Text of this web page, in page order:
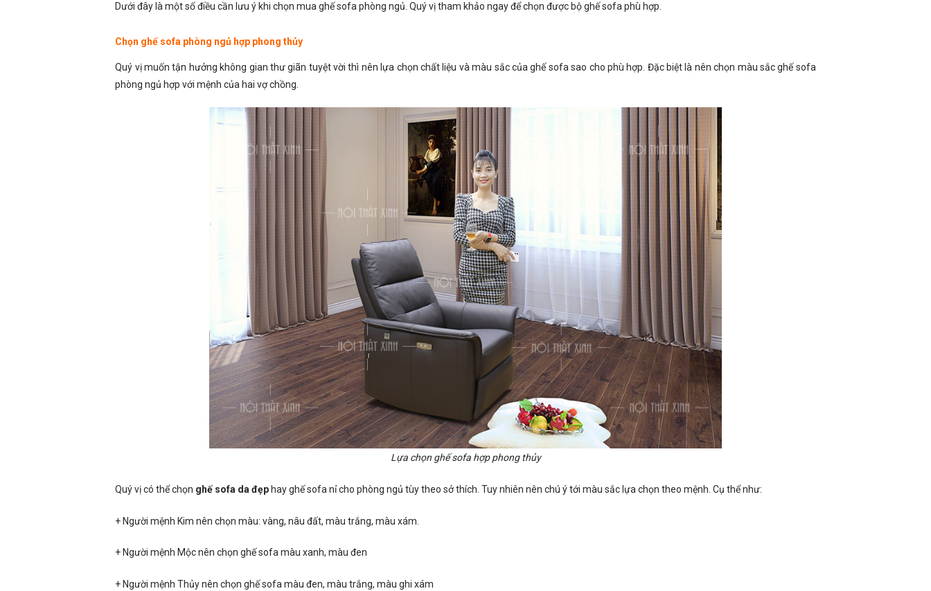
Dưới đây là một số điều cần lưu ý khi chọn mua ghế sofa phòng ngủ. Quý vị tham khảo ngay để chọn được bộ ghế sofa phù hợp.
Chọn ghế sofa phòng ngủ hợp phong thủy
Quý vị muốn tận hưởng không gian thư giãn tuyệt vời thì nên lựa chọn chất liệu và màu sắc của ghế sofa sao cho phù hợp. Đặc biệt là nên chọn màu sắc ghế sofa
phòng ngủ hợp với mệnh của hai vợ chồng.
Lựa chọn ghế sofa hợp phong thủy
Quý vị có thể chọn ghế sofa da đẹp hay ghế sofa nỉ cho phòng ngủ tùy theo sở thích. Tuy nhiên nên chú ý tới màu sắc lựa chọn theo mệnh. Cụ thể như:
+ Người mệnh Kim nên chọn màu: vàng, nâu đất, màu trắng, màu xám.
+ Người mệnh Mộc nên chọn ghế sofa màu xanh, màu đen
+ Người mệnh Thủy nên chọn ghế sofa màu đen, màu trắng, màu ghi xám